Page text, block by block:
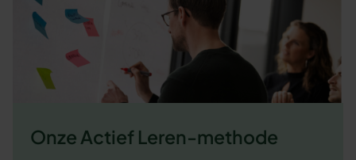
Onze Actief Leren-methode